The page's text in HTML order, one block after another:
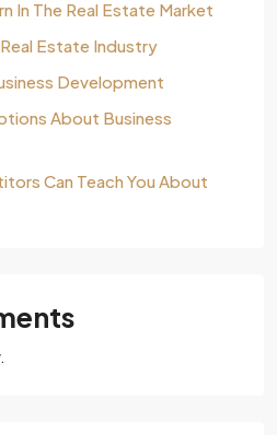
In The Real Estate Market
Estate Industry
Development
About Business
Can Teach You About